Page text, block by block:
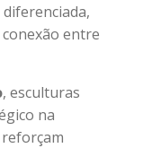
entre
, esculturas
na